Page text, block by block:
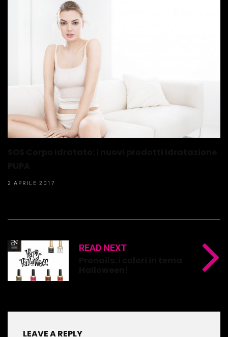
2 APRILE 2017
READ NEXT
LEAVE A REPLY